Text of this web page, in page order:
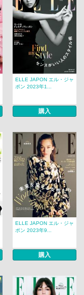
ELLE JAPON エル・ジャ
ポン 2023年1...
購入
ELLE JAPON エル・ジャ
ポン 2023年9...
購入